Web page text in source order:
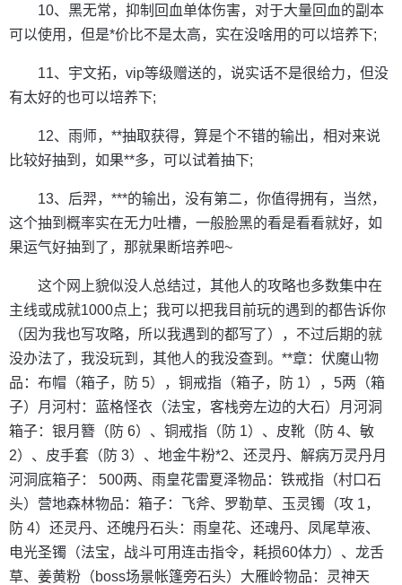
10、黑无常，抑制回血单体伤害，对于大量回血的副本
可以使用，但是*价比不是太高，实在没啥用的可以培养下;
11、宇文拓，vip等级赠送的，说实话不是很给力，但没
有太好的也可以培养下;
12、雨师，**抽取获得，算是个不错的输出，相对来说
比较好抽到，如果**多，可以试着抽下;
13、后羿，***的输出，没有第二，你值得拥有，当然，
这个抽到概率实在无力吐槽，一般脸黑的看是看看就好，如
果运气好抽到了，那就果断培养吧~
这个网上貌似没人总结过，其他人的攻略也多数集中在
主线或成就1000点上；我可以把我目前玩的遇到的都告诉你
（因为我也写攻略，所以我遇到的都写了），不过后期的就
没办法了，我没玩到，其他人的我没查到。**章：伏魔山物
品：布帽（箱子，防 5），铜戒指（箱子，防 1），5两（箱
子）月河村：蓝格怪衣（法宝，客栈旁左边的大石）月河洞
箱子：银月簪（防 6）、铜戒指（防 1）、皮靴（防 4、敏
2）、皮手套（防 3）、地金牛粉*2、还灵丹、解病万灵丹月
河洞底箱子： 500两、雨皇花雷夏泽物品：铁戒指（村口石
头）营地森林物品：箱子：飞斧、罗勒草、玉灵镯（攻 1，
防 4）还灵丹、还魄丹石头：雨皇花、还魂丹、凤尾草液、
电光圣镯（法宝，战斗可用连击指令，耗损60体力）、龙舌
草、姜黄粉（boss场景帐篷旁石头）大雁岭物品：灵神天